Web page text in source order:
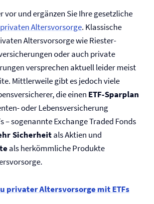
vor und ergänzen Sie Ihre gesetzliche
privaten Altersvorsorge. Klassische
Altersvorsorge wie Riester-
oder auch private
­versprechen aktuell leider meist
Mittlerweile gibt es jedoch viele
die einen ETF-Sparplan
oder Lebens­­versicherung
– sogenannte Exchange Traded Fonds
Sicherheitals Aktien und
als herkömmliche Produkte
privater Altersvorsorge mit ETFs